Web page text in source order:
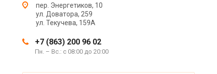
пер. Энергетиков, 10
ул. Доватора, 259
ул. Текучева, 159А
+7 (863) 200 96 02
Пн. – Вс.: с 08:00 до 20:00